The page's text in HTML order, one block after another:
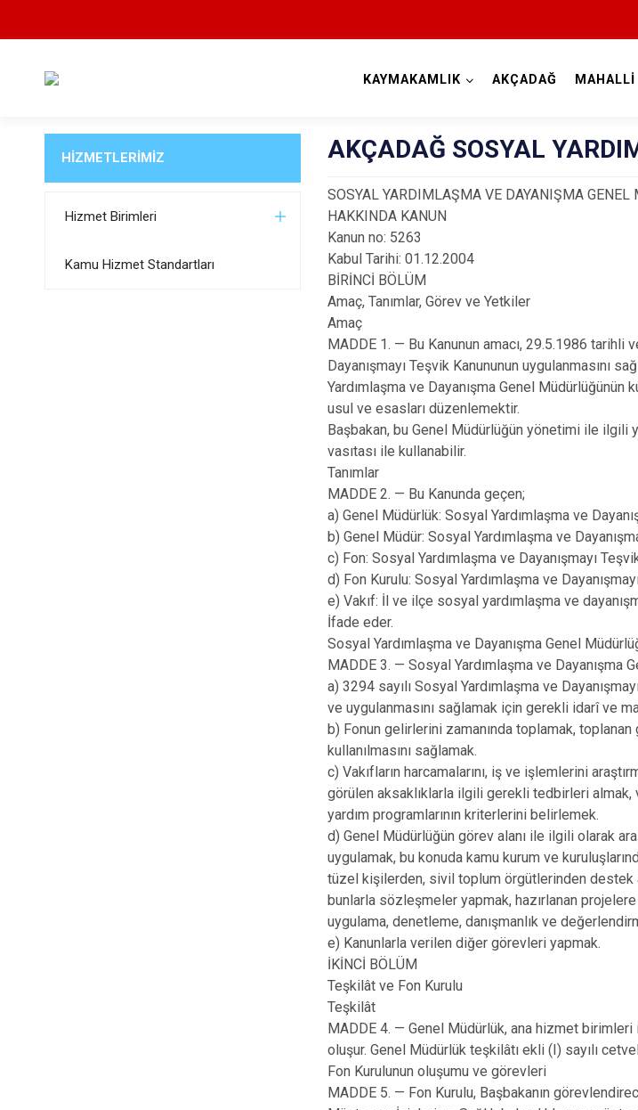
KAYMAKAMLIK AKÇADAĞ
HİZMETLERİMİZ
Hizmet Birimleri
Kamu Hizmet Standartları
AKÇADAĞ SOSYAL
SOSYAL YARDIMLAŞMA VE DAYANIŞMA GENEL
HAKKINDA KANUN
Kanun no: 5263
Kabul Tarihi: 01.12.2004
BİRİNCİ BÖLÜM
Amaç, Tanımlar, Görev ve Yetkiler
Amaç
MADDE 1. — Bu Kanunun amacı, 29.5.1986 tarihli
Dayanışmayı Teşvik Kanununun uygulanmasını
Yardımlaşma ve Dayanışma Genel
usul ve esasları düzenlemektir.
Başbakan, bu Genel Müdürlüğün yönetimi ile
vasıtası ile kullanabilir.
Tanımlar
MADDE 2. — Bu Kanunda geçen;
a) Genel Müdürlük: Sosyal Yardımlaşma ve
b) Genel Müdür: Sosyal Yardımlaşma ve
c) Fon: Sosyal Yardımlaşma ve Dayanışmayı
d) Fon Kurulu: Sosyal Yardımlaşma ve
e) Vakıf: İl ve ilçe sosyal yardımlaşma ve
İfade eder.
Sosyal Yardımlaşma ve Dayanışma Genel
MADDE 3. — Sosyal Yardımlaşma ve Dayanışma
a) 3294 sayılı Sosyal Yardımlaşma ve
ve uygulanmasını sağlamak için gerekli idarî ve
b) Fonun gelirlerini zamanında toplamak,
kullanılmasını sağlamak.
c) Vakıfların harcamalarını, iş ve işlemlerini
görülen aksaklıklarla ilgili gerekli tedbirleri almak,
yardım programlarının kriterlerini belirlemek.
d) Genel Müdürlüğün görev alanı ile ilgili olarak
uygulamak, bu konuda kamu kurum ve
tüzel kişilerden, sivil toplum örgütlerinden destek
bunlarla sözleşmeler yapmak, hazırlanan
uygulama, denetleme, danışmanlık ve
e) Kanunlarla verilen diğer görevleri yapmak.
İKİNCİ BÖLÜM
Teşkilât ve Fon Kurulu
Teşkilât
MADDE 4. — Genel Müdürlük, ana hizmet birimleri
oluşur. Genel Müdürlük teşkilâtı ekli (I) sayılı
Fon Kurulunun oluşumu ve görevleri
MADDE 5. — Fon Kurulu, Başbakanın